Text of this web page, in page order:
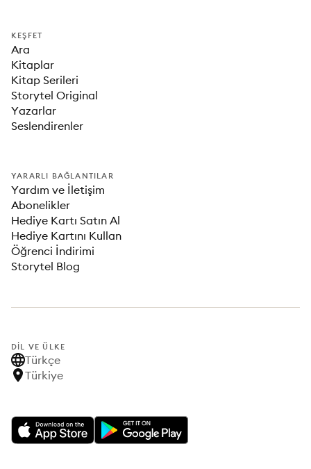
KEŞFET
Ara
Kitaplar
Kitap Serileri
Storytel Original
Yazarlar
Seslendirenler
YARARLI BAĞLANTILAR
Yardım ve İletişim
Abonelikler
Hediye Kartı Satın Al
Hediye Kartını Kullan
Öğrenci İndirimi
Storytel Blog
DIL VE ÜLKE
Türkçe
Türkiye